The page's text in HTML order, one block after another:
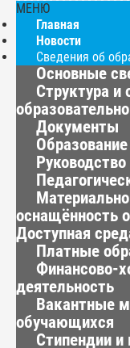
МЕНЮ
Главная
Новости
Сведения об
Основные
Структура и
Документы
Образование
Руководство
оснащённость
Доступная
Платные
Финансово-
деятельность
Вакантные
обучающихся
Стипендии